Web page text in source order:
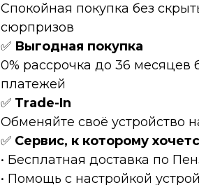
Спокойная покупка без
сюрпризов
✅ Выгодная покупка
0% рассрочка до 36 месяцев
платежей
✅ Тrаdе-In
Обменяйте своё устройство
✅ Сервис, к которому
• Бесплатная доставка по
• Помощь с настройкой